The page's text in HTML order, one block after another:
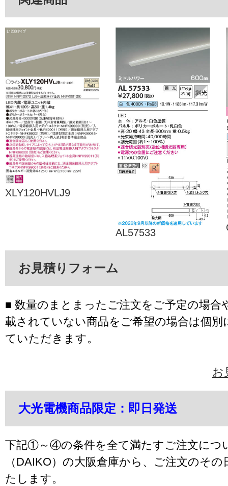
XLY120HVLJ9
AL57533
お見積りフォーム
■ 数量のまとまったご注文をご予定の場合
載されていない商品をご希望の場合は個別
ていただきます。
お
大光電機商品限定：即日発送
下記①～④の条件を全て満たすご注文につ
（DAIKO）の大阪倉庫から、ご注文のそ
たします。